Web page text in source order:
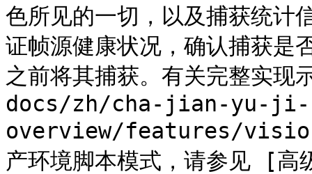
色所见的一切，以及捕获统计
证帧源健康状况，确认捕获是
之前将其捕获。有关完整实
docs/zh/cha-jian-yu-
overview/features/
产环境脚本模式，请参见